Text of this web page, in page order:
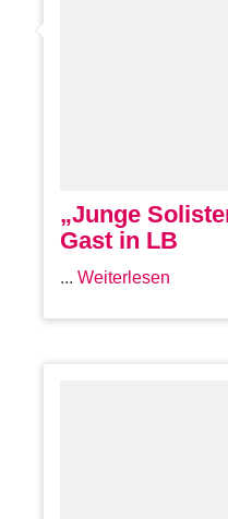
„Junge
Gast in LB
...Weiterlesen